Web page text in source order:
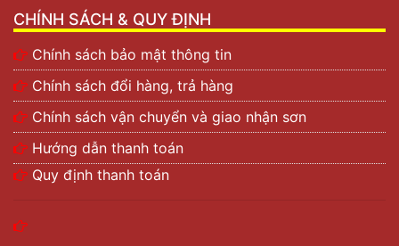
CHÍNH SÁCH & QUY ĐỊNH
Chính sách bảo mật thông tin
Chính sách đổi hàng, trả hàng
Chính sách vận chuyển và giao nhận sơn
Hướng dẫn thanh toán
Quy định thanh toán